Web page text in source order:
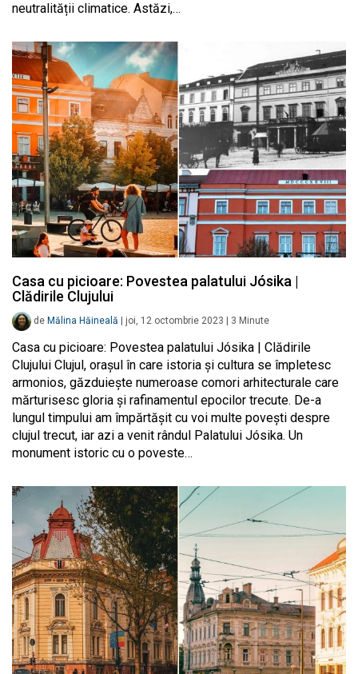
neutralității climatice. Astăzi,…
Casa cu picioare: Povestea palatului Jósika |
Clădirile Clujului
de Mălina Hăineală joi, 12 octombrie 2023 3 Minute
Casa cu picioare: Povestea palatului Jósika | Clădirile
Clujului Clujul, orașul în care istoria și cultura se împletesc
armonios, găzduiește numeroase comori arhitecturale care
mărturisesc gloria și rafinamentul epocilor trecute. De-a
lungul timpului am împărtășit cu voi multe povești despre
clujul trecut, iar azi a venit rândul Palatului Jósika. Un
monument istoric cu o poveste…